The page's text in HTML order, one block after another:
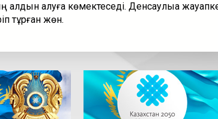
алдын алуға көмектеседі. Денсаулыққа
тұрған жөн.